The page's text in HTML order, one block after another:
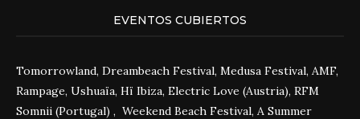
EVENTOS CUBIERTOS
Tomorrowland, Dreambeach Festival, Medusa Festival, AMF,
Rampage, Ushuaïa, Hï Ibiza, Electric Love (Austria), RFM
Somnii (Portugal) , Weekend Beach Festival, A Summer